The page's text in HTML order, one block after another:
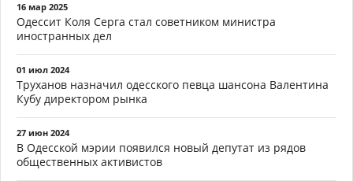
16 мар 2025
Одессит Коля Серга стал советником министра
иностранных дел
01 июл 2024
Труханов назначил одесского певца шансона Валентина
Кубу директором рынка
27 июн 2024
В Одесской мэрии появился новый депутат из рядов
общественных активистов